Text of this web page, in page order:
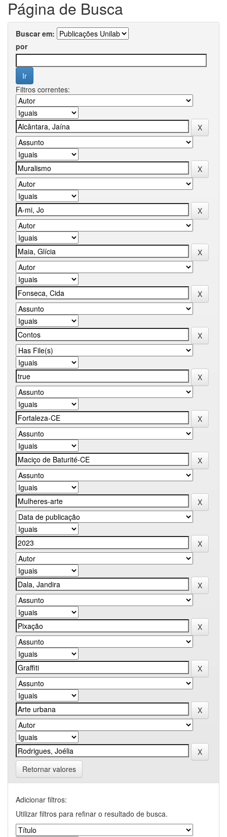
Página de Busca
Buscar em:
por
Filtros correntes:
Retornar valores
Adicionar filtros:
Utilizar filtros para refinar o resultado de busca.